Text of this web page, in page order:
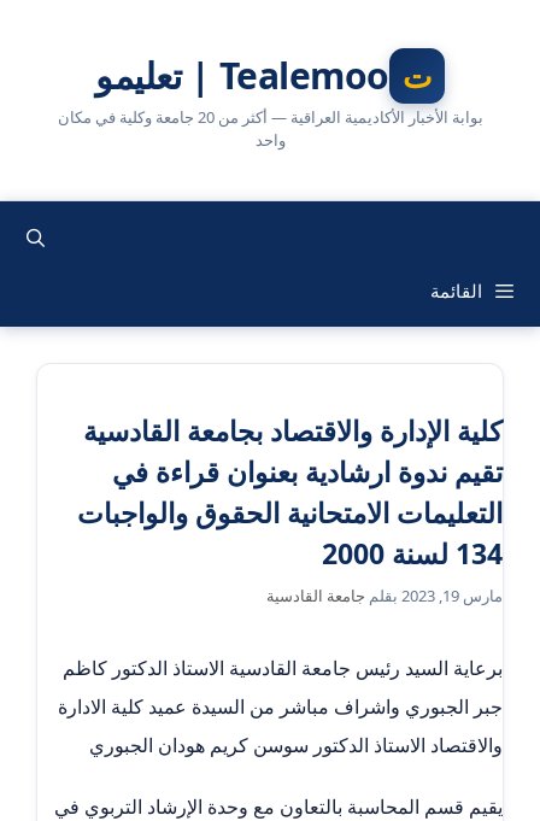
Tealemoo | تعليمو
بوابة الأخبار الأكاديمية العراقية — أكثر من 20 جامعة وكلية في مكان
واحد
القائمة
كلية الإدارة والاقتصاد بجامعة القادسية
تقيم ندوة ارشادية بعنوان قراءة في
التعليمات الامتحانية الحقوق والواجبات
134 لسنة 2000
مارس 19, 2023 بقلم جامعة القادسية
برعاية السيد رئيس جامعة القادسية الاستاذ الدكتور كاظم
جبر الجبوري واشراف مباشر من السيدة عميد كلية الادارة
والاقتصاد الاستاذ الدكتور سوسن كريم هودان الجبوري
يقيم قسم المحاسبة بالتعاون مع وحدة الإرشاد التربوي في